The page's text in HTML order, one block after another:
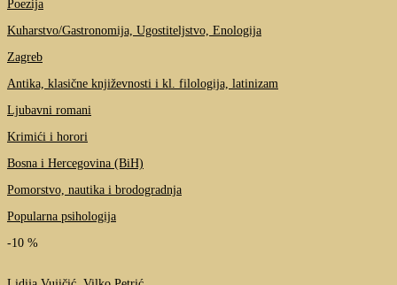
Poezija
Kuharstvo/Gastronomija, Ugostiteljstvo, Enologija
Zagreb
Antika, klasične književnosti i kl. filologija, latinizam
Ljubavni romani
Krimići i horori
Bosna i Hercegovina (BiH)
Pomorstvo, nautika i brodogradnja
Popularna psihologija
-10 %